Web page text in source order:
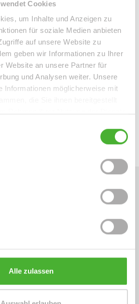
Cookies
um Inhalte und Anzeigen zu
für soziale Medien anbieten
auf unsere Website zu
geben wir Informationen zu Ihrer
Website an unsere Partner für
und Analysen weiter. Unsere
Informationen möglicherweise mit
Alle zulassen
(.pdf, 429 KB)
/ (m²*a)